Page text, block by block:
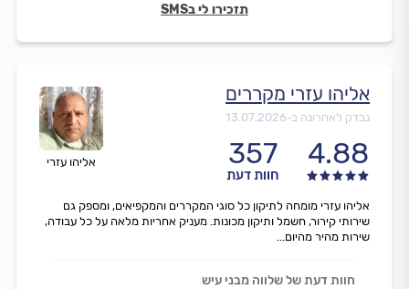
תזכירו לי בSMS
אליהו עזרי
אליהו עזרי מקררים
נבדק לאחרונה ב-13.07.2026
4.88
357
חוות דעת
אליהו עזרי מומחה לתיקון כל סוגי המקררים והמקפיאים, ומספק גם
שירותי קירור, חשמל ותיקון מכונות. מעניק אחריות מלאה על כל עבודה,
שירות מהיר מהיום...
חוות דעת של שלווה מבני עיש